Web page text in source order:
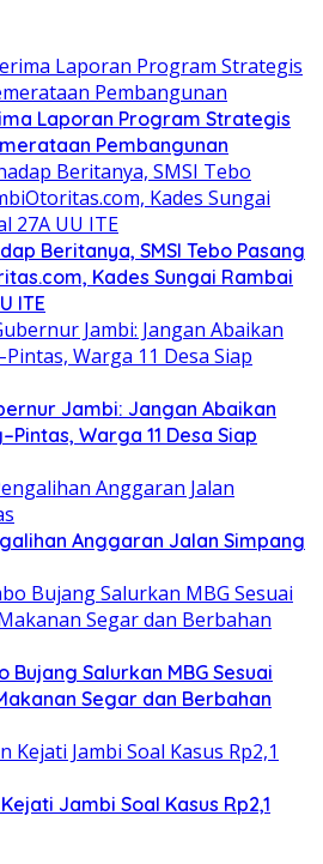
Laporan Program Strategis
Pembangunan
Beritanya, SMSI Tebo Pasang
Kades Sungai Rambai
ITE
Jambi: Jangan Abaikan
Warga 11 Desa Siap
Anggaran Jalan Simpang
Bujang Salurkan MBG Sesuai
Segar dan Berbahan
Jambi Soal Kasus Rp2,1